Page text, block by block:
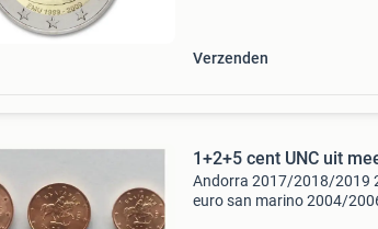
Verzenden
1+2+5 cent UNC uit
Andorra 2017/2018/2019
euro san marino 2004/